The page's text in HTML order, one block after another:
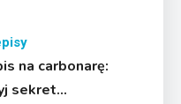
na carbonarę:
sekret